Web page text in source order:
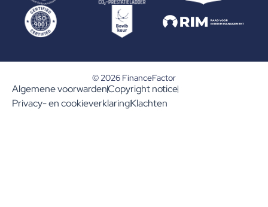
© 2026 FinanceFactor
Algemene voorwardenCopyright notice
Privacy- en cookieverklaringKlachten